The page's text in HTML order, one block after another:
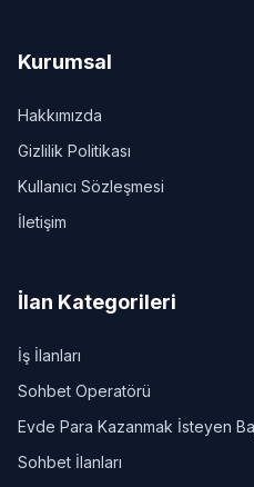
Kurumsal
Hakkımızda
Gizlilik Politikası
Kullanıcı Sözleşmesi
İletişim
İlan Kategorileri
İş İlanları
Sohbet Operatörü
Evde Para Kazanmak İsteyen
Sohbet İlanları